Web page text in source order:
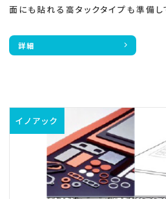
面にも貼れる高タックタイプも準備し
詳細
イノアック